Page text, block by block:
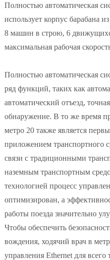
Полностью автоматическая
использует корпус барабана
8 машин в строю, 6
максимальная рабочая
Полностью автоматическая
ряд функций, таких как
автоматический отъезд,
обнаружение. В то же время
метро 20 также является
приложением транспортного
связи с традиционными
наземным транспортным
технологией процесс
оптимизирован, а
работы поезда значительно
Чтобы обеспечить
вождения, ходячий врач в
управления Ethernet для всего